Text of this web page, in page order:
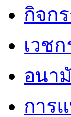
กิจก
เวช
อนา
การ